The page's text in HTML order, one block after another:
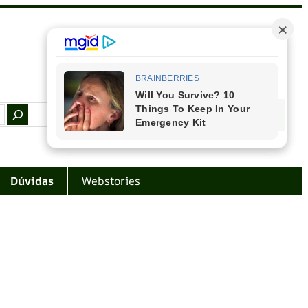
Facebook Instagram Youtube
Dúvidas Webstories